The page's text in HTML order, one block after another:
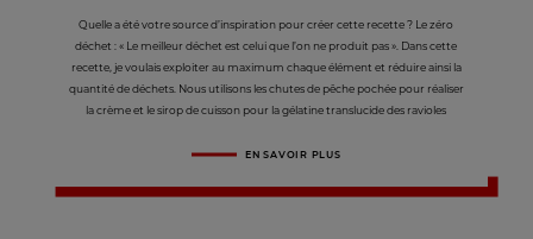
Quelle a été votre source d’inspiration pour créer cette recette ? Le zéro
déchet : « Le meilleur déchet est celui que l’on ne produit pas ». Dans cette
recette, je voulais exploiter au maximum chaque élément et réduire ainsi la
quantité de déchets. Nous utilisons les chutes de pêche pochée pour réaliser
la crème et le sirop de cuisson pour la gélatine translucide des ravioles
EN SAVOIR PLUS